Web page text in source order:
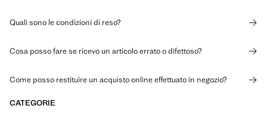
Quali sono le condizioni di reso?
Cosa posso fare se ricevo un articolo errato o difettoso?
Come posso restituire un acquisto online effettuato in negozio?
CATEGORIE